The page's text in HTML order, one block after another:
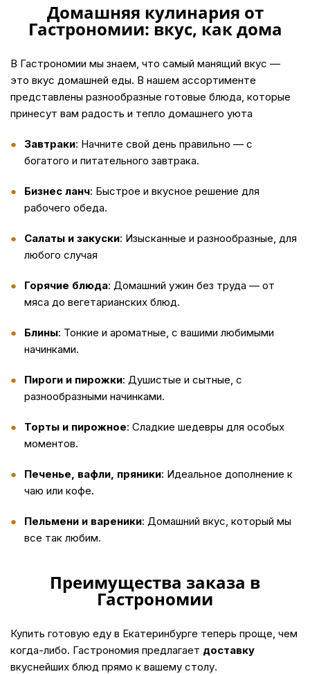
Домашняя кулинария от
Гастрономии: вкус, как дома
В Гастрономии мы знаем, что самый манящий вкус —
это вкус домашней еды. В нашем ассортименте
представлены разнообразные готовые блюда, которые
принесут вам радость и тепло домашнего уюта
Завтраки: Начните свой день правильно — с
богатого и питательного завтрака.
Бизнес ланч: Быстрое и вкусное решение для
рабочего обеда.
Салаты и закуски: Изысканные и разнообразные, для
любого случая
Горячие блюда: Домашний ужин без труда — от
мяса до вегетарианских блюд.
Блины: Тонкие и ароматные, с вашими любимыми
начинками.
Пироги и пирожки: Душистые и сытные, с
разнообразными начинками.
Торты и пирожное: Сладкие шедевры для особых
моментов.
Печенье, вафли, пряники: Идеальное дополнение к
чаю или кофе.
Пельмени и вареники: Домашний вкус, который мы
все так любим.
Преимущества заказа в
Гастрономии
Купить готовую еду в Екатеринбурге теперь проще, чем
когда-либо. Гастрономия предлагает доставку
вкуснейших блюд прямо к вашему столу.